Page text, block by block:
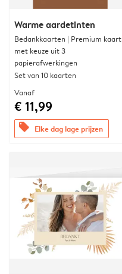
Warme aardetinten
Bedankkaarten | Premium kaart
met keuze uit 3
papierafwerkingen
Set van 10 kaarten
Vanaf
€ 11,99
offers Elke dag lage prijzen